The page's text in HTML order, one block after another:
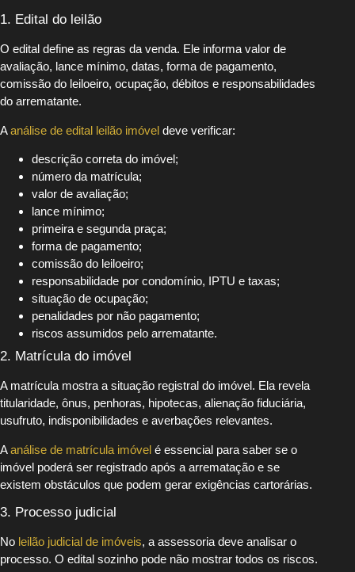
1. Edital do leilão
O edital define as regras da venda. Ele informa valor de
avaliação, lance mínimo, datas, forma de pagamento,
comissão do leiloeiro, ocupação, débitos e responsabilidades
do arrematante.
Aanálise de edital leilão imóvel deve verificar:
descrição correta do imóvel;
número da matrícula;
valor de avaliação;
lance mínimo;
primeira e segunda praça;
forma de pagamento;
comissão do leiloeiro;
responsabilidade por condomínio, IPTU e taxas;
situação de ocupação;
penalidades por não pagamento;
riscos assumidos pelo arrematante.
2. Matrícula do imóvel
A matrícula mostra a situação registral do imóvel. Ela revela
titularidade, ônus, penhoras, hipotecas, alienação fiduciária,
usufruto, indisponibilidades e averbações relevantes.
Aanálise de matrícula imóvel é essencial para saber se o
imóvel poderá ser registrado após a arrematação e se
existem obstáculos que podem gerar exigências cartorárias.
3. Processo judicial
No leilão judicial de imóveis, a assessoria deve analisar o
processo. O edital sozinho pode não mostrar todos os riscos.